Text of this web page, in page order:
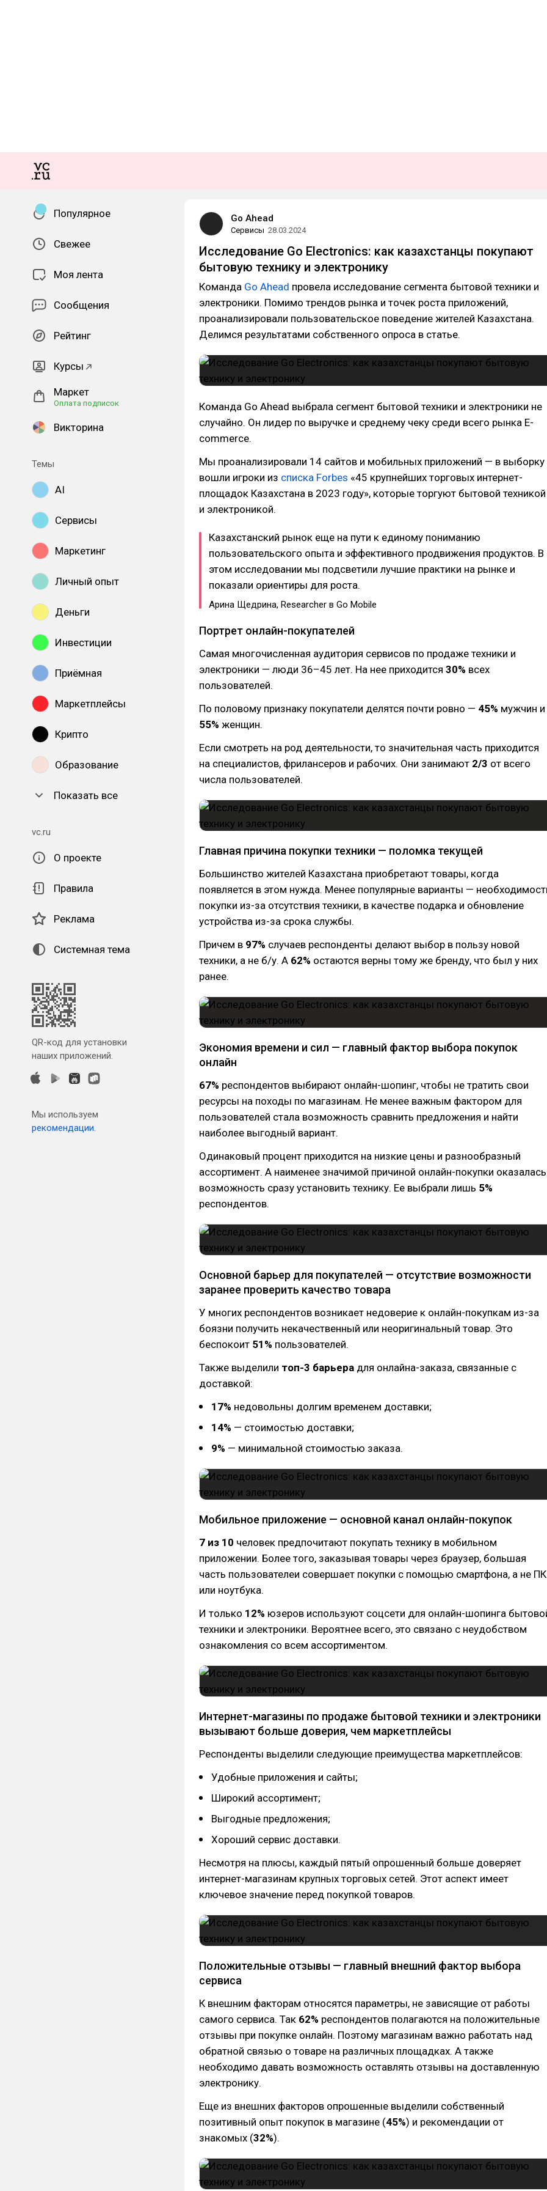
Популярное
Свежее
Моя лента
Сообщения
Рейтинг
Курсы
Маркет
Оплата подписок
Викторина
Темы
AI
Сервисы
Маркетинг
Личный опыт
Деньги
Инвестиции
Приёмная
Маркетплейсы
Крипто
Образование
Показать все
vc.ru
О проекте
Правила
Реклама
Системная тема
QR-код для установки
наших приложений.
Мы используем
рекомендации.
Go Ahead
Сервисы 28.03.2024
Исследование Go Electronics: как казахстанцы покупают
бытовую технику и электронику
Команда Go Ahead провела исследование сегмента бытовой техники и
электроники. Помимо трендов рынка и точек роста приложений,
проанализировали пользовательское поведение жителей Казахстана.
Делимся результатами собственного опроса в статье.
Команда Go Ahead выбрала сегмент бытовой техники и электроники не
случайно. Он лидер по выручке и среднему чеку среди всего рынка E-
commerce.
Мы проанализировали 14 сайтов и мобильных приложений — в выборку
вошли игроки из списка Forbes «45 крупнейших торговых интернет-
площадок Казахстана в 2023 году», которые торгуют бытовой техникой
и электроникой.
Казахстанский рынок еще на пути к единому пониманию
пользовательского опыта и эффективного продвижения продуктов. В
этом исследовании мы подсветили лучшие практики на рынке и
показали ориентиры для роста.
Арина Щедрина, Researcher в Go Mobile
Портрет онлайн-покупателей
Самая многочисленная аудитория сервисов по продаже техники и
электроники — люди 36–45 лет. На нее приходится 30% всех
пользователей.
По половому признаку покупатели делятся почти ровно — 45% мужчин и
55% женщин.
Если смотреть на род деятельности, то значительная часть приходится
на специалистов, фрилансеров и рабочих. Они занимают 2/3 от всего
числа пользователей.
Главная причина покупки техники — поломка текущей
Большинство жителей Казахстана приобретают товары, когда
появляется в этом нужда. Менее популярные варианты —
покупки из-за отсутствия техники, в качестве подарка и обновление
устройства из-за срока службы.
Причем в 97% случаев респонденты делают выбор в пользу новой
техники, а не б/у. А 62% остаются верны тому же бренду, что был у них
ранее.
Экономия времени и сил — главный фактор выбора покупок
онлайн
67% респондентов выбирают онлайн-шопинг, чтобы не тратить свои
ресурсы на походы по магазинам. Не менее важным фактором для
пользователей стала возможность сравнить предложения и найти
наиболее выгодный вариант.
Одинаковый процент приходится на низкие цены и разнообразный
ассортимент. А наименее значимой причиной онлайн-покупки оказалась
возможность сразу установить технику. Ее выбрали лишь 5%
респондентов.
Основной барьер для покупателей — отсутствие возможности
заранее проверить качество товара
У многих респондентов возникает недоверие к онлайн-покупкам из-за
боязни получить некачественный или неоригинальный товар. Это
беспокоит 51% пользователей.
Также выделили топ-3 барьера для онлайна-заказа, связанные с
доставкой:
17% недовольны долгим временем доставки;
14% — стоимостью доставки;
9% — минимальной стоимостью заказа.
Мобильное приложение — основной канал онлайн-покупок
7 из 10 человек предпочитают покупать технику в мобильном
приложении. Более того, заказывая товары через браузер, бoльшая
часть пользователеи совершает покупки с помощью смартфона, а не ПК
или ноутбука.
И только 12% юзеров используют соцсети для онлайн-шопинга
техники и электроники. Вероятнее всего, это связано с неудобством
ознакомления со всем ассортиментом.
Интернет-магазины по продаже бытовой техники и электроники
вызывают больше доверия, чем маркетплейсы
Респонденты выделили следующие преимущества маркетплейсов:
Удобные приложения и сайты;
Широкий ассортимент;
Выгодные предложения;
Хороший сервис доставки.
Несмотря на плюсы, каждый пятый опрошенный больше доверяет
интернет-магазинам крупных торговых сетей. Этот аспект имеет
ключевое значение перед покупкой товаров.
Положительные отзывы — главный внешний фактор выбора
сервиса
К внешним факторам относятся параметры, не зависящие от работы
самого сервиса. Так 62% респондентов полагаются на положительные
отзывы при покупке онлайн. Поэтому магазинам важно работать над
обратной связью о товаре на различных площадках. А также
необходимо давать возможность оставлять отзывы на доставленную
электронику.
Еще из внешних факторов опрошенные выделили собственный
позитивный опыт покупок в магазине (45%) и рекомендации от
знакомых (32%).